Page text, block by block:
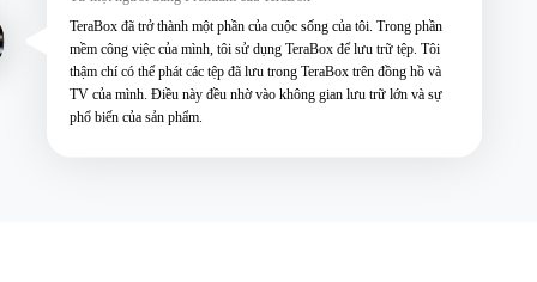
TeraBox đã trở thành một phần của cuộc sống của tôi. Trong phần
mềm công việc của mình, tôi sử dụng TeraBox để lưu trữ tệp. Tôi
thậm chí có thể phát các tệp đã lưu trong TeraBox trên đồng hồ và
TV của mình. Điều này đều nhờ vào không gian lưu trữ lớn và sự
phổ biến của sản phẩm.